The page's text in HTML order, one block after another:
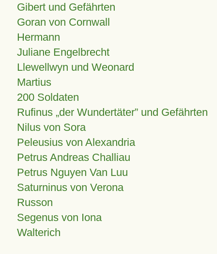
Gibert und Gefährten
Goran von Cornwall
Hermann
Juliane Engelbrecht
Llewellwyn und Weonard
Martius
200 Soldaten
Rufinus „der Wundertäter” und Gefährten
Nilus von Sora
Peleusius von Alexandria
Petrus Andreas Challiau
Petrus Nguyen Van Luu
Saturninus von Verona
Russon
Segenus von Iona
Walterich